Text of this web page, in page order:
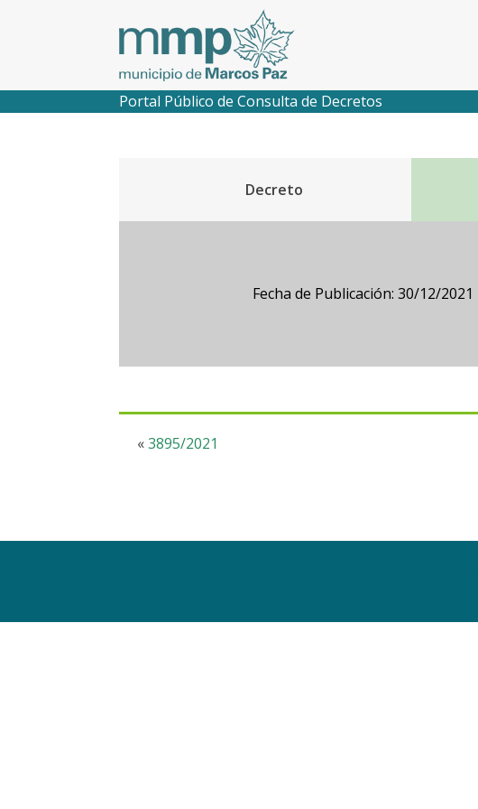
Portal Público de Consulta de Decretos
Decreto
Fecha de Publicación: 30/12/2021
«3895/2021